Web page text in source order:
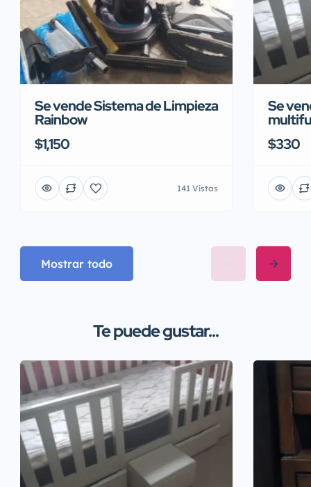
Se vende Sistema de Limpieza
Rainbow
$1,150
141 Vistas
Se
$330
Mostrar todo
Te puede gustar...